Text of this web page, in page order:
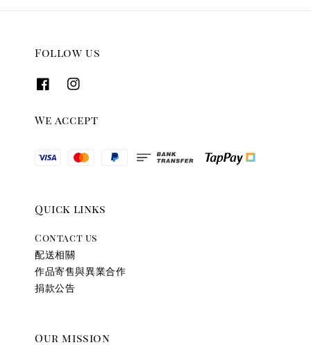
Follow us
We accept
Quick links
Contact us
配送相關
作品寄售與異業合作
捐款公告
Our mission